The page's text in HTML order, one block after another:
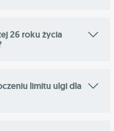
26 roku życia
limitu ulgi dla